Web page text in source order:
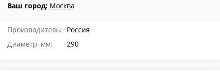
Ваш город: Москва
Производитель:
Россия
Диаметр, мм:
290